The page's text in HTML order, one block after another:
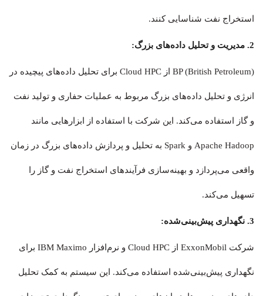
استخراج نفت شناسایی کنند.
2. مدیریت و تحلیل داده‌های بزرگ:
BP (British Petroleum) از Cloud HPC برای تحلیل داده‌های پیچیده در
انرژی و تحلیل داده‌های بزرگ مربوط به عملیات حفاری و تولید نفت
و گاز استفاده می‌کند. این شرکت با استفاده از ابزارهایی مانند
Apache Hadoop و Spark به تحلیل و پردازش داده‌های بزرگ در زمان
واقعی می‌پردازد و بهینه‌سازی فرآیندهای استخراج نفت و گاز را
تسهیل می‌کند.
3. نگهداری پیش‌بینی‌شده:
شرکت ExxonMobil از Cloud HPC و نرم‌افزار IBM Maximo برای
نگهداری پیش‌بینی‌شده استفاده می‌کند. این سیستم به کمک تحلیل